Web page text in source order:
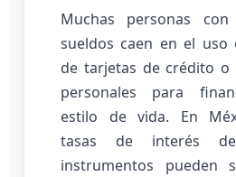
Muchas personas con
sueldos caen en el uso
de tarjetas de crédito o
personales para
estilo de vida. En
tasas de interés
instrumentos pueden